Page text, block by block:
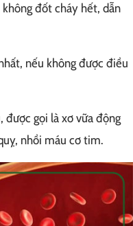
đốt cháy hết, dẫn
nếu không được điều
gọi là xơ vữa động
nhồi máu cơ tim.